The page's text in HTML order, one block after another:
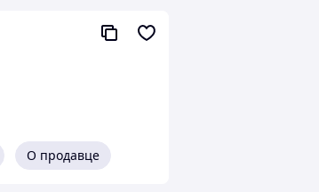
О продавце